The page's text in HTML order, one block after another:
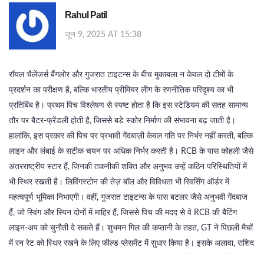
Rahul Patil
जून 9, 2025 AT 15:38
रॉयल चैलेंजर्स बैंगलोर और गुजरात टाइटन्स के बीच मुकाबला न केवल दो टीमों के
प्रदर्शन का परीक्षण है, बल्कि भारतीय प्रीमियर लीग के रणनीतिक परिदृश्य का भी
प्रतिबिंब है। प्रथम पिच विश्लेषण से स्पष्ट होता है कि इस स्टेडियम की सतह सामान्य
तौर पर बैटर‑फ्रेंडली होती है, जिससे बड़े स्कोर निर्माण की संभावना बढ़ जाती है।
हालांकि, इस प्रकार की पिच पर प्रभावी गेंदबाज़ी केवल गति पर निर्भर नहीं करती, बल्कि
लाइन और लंबाई के सटीक चयन पर अधिक निर्भर करती है। RCB के पास कोहली जैसे
अंतरराष्ट्रीय स्टार हैं, जिनकी तकनीकी शक्ति और अनुभव उन्हें कठिन परिस्थितियों में
भी स्थिर रखती है। लिविंगस्टोन की तेज़ बॉल और विविधता भी रिवर्सिंग ऑर्डर में
महत्वपूर्ण भूमिका निभाएगी। वहीं, गुजरात टाइटन्स के पास बटलर जैसे अनुभवी गेंदबाज
हैं, जो स्विंग और स्पिन दोनों में माहिर हैं, जिससे पिच की मदद से वे RCB की बैटिंग
लाइन‑अप को चुनौती दे सकते हैं। शुभमन गिल की कप्तानी के तहत, GT ने पिछली मैचों
में रन रेट को स्थिर रखने के लिए फील्ड प्लेसमेंट में सुधार किया है। इसके अलावा, राशिद